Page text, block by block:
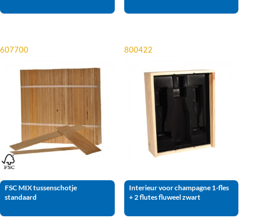
607700
FSC MIX tussenschotje
standaard
800422
Interieur voor champagne 1-fles
+ 2 flutes fluweel zwart